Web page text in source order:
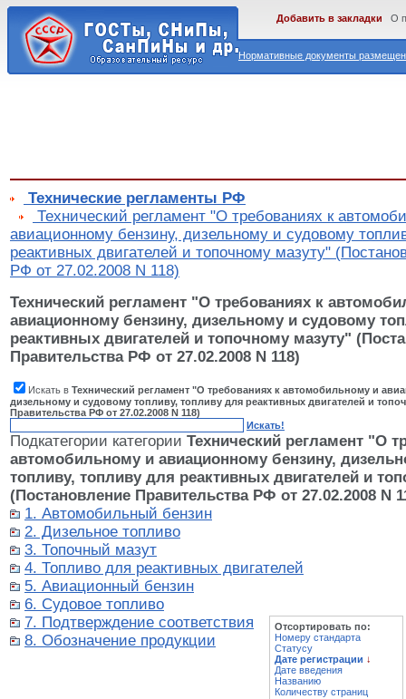
Нормативные документы
Добавить в закладки О
Технические регламенты РФ
Технический регламент "О требованиях к
авиационному бензину, дизельному и судовому
реактивных двигателей и топочному мазуту"
РФ от 27.02.2008 N 118)
Технический регламент "О требованиях к
авиационному бензину, дизельному и судовому
реактивных двигателей и топочному мазуту"
Правительства РФ от 27.02.2008 N 118)
Искать в Технический регламент "О требованиях к автомобильному и
дизельному и судовому топливу, топливу для реактивных двигателей и
Правительства РФ от 27.02.2008 N 118)
Искать!
Подкатегории категории Технический регламент "О
автомобильному и авиационному бензину,
топливу, топливу для реактивных двигателей и
(Постановление Правительства РФ от 27.02.2008 N
1. Автомобильный бензин
2. Дизельное топливо
3. Топочный мазут
4. Топливо для реактивных двигателей
5. Авиационный бензин
6. Судовое топливо
7. Подтверждение соответствия
8. Обозначение продукции
Отсортировать по:
Номеру стандарта
Статусу
Дате регистрации ↓
Дате введения
Названию
Количеству страниц